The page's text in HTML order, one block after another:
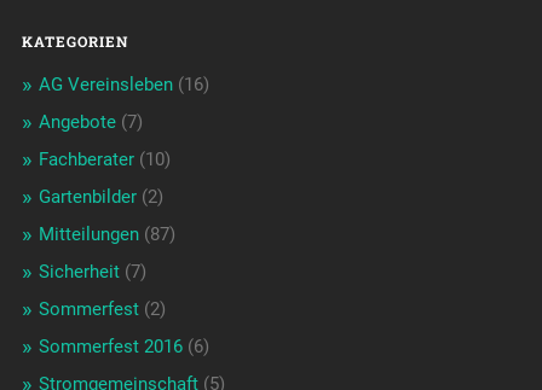
KATEGORIEN
AG Vereinsleben(16)
Angebote(7)
Fachberater(10)
Gartenbilder(2)
Mitteilungen(87)
Sicherheit(7)
Sommerfest(2)
Sommerfest 2016(6)
Stromgemeinschaft(5)